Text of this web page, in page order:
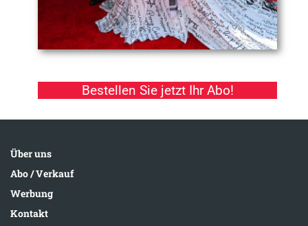
Bestellen Sie jetzt Ihr Abo!
Über uns
Abo / Verkauf
Werbung
Kontakt